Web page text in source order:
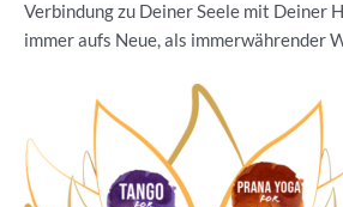
Verbindung zu Deiner Seele mit Deiner
immer aufs Neue, als immerwährender